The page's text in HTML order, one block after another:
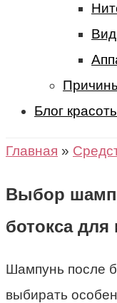
Блог
Главная »
Выбор
ботокса для
Шампунь после
выбирать